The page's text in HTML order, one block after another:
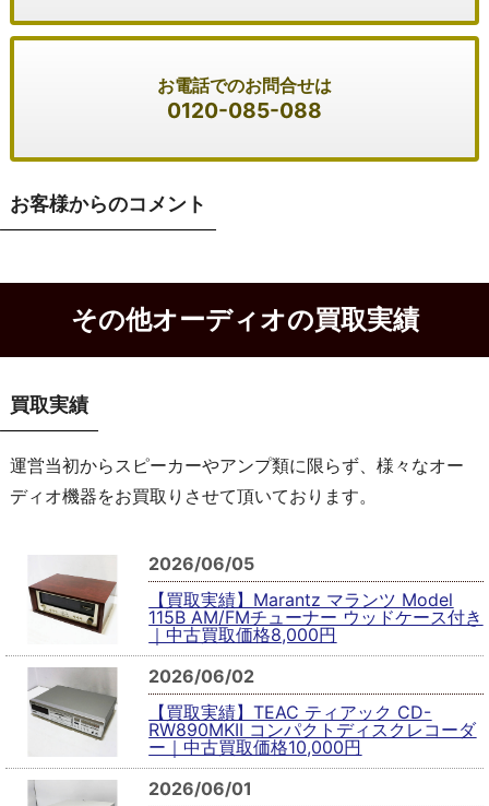
お電話でのお問合せは
0120-085-088
お客様からのコメント
その他オーディオの買取実績
買取実績
運営当初からスピーカーやアンプ類に限らず、様々なオー
ディオ機器をお買取りさせて頂いております。
2026/06/05
【買取実績】Marantz マランツ Model
115B AM/FMチューナー ウッドケース付き
｜中古買取価格8,000円
2026/06/02
【買取実績】TEAC ティアック CD-
RW890MKII コンパクトディスクレコーダ
ー｜中古買取価格10,000円
2026/06/01